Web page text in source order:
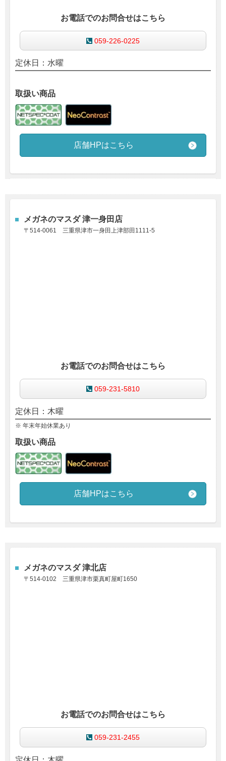
お電話でのお問合せはこちら
059-226-0225
定休日：水曜
取扱い商品
店舗HPはこちら
メガネのマスダ 津一身田店
〒514-0061 三重県津市一身田上津部田1111-5
お電話でのお問合せはこちら
059-231-5810
定休日：木曜
※ 年末年始休業あり
取扱い商品
店舗HPはこちら
メガネのマスダ 津北店
〒514-0102 三重県津市栗真町屋町1650
お電話でのお問合せはこちら
059-231-2455